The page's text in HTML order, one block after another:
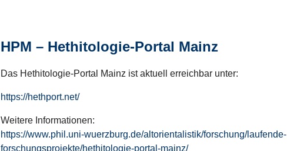
HPM – Hethitologie-Portal Mainz
Das Hethitologie-Portal Mainz ist aktuell erreichbar unter:
https://hethport.net/
Weitere Informationen:
https://www.phil.uni-wuerzburg.de/altorientalistik/forschung/laufende-
forschungsprojekte/hethitologie-portal-mainz/